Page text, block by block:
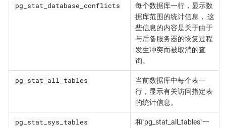
pg_stat_database_conflicts
每个数据库一行，显示数
据库范围的统计信息， 这
些信息的内容是关于由于
与后备服务器的恢复过程
发生冲突而被取消的查
询。
pg_stat_all_tables
当前数据库中每个表一
行，显示有关访问指定表
的统计信息。
pg_stat_sys_tables
和`pg_stat_all_tables`一